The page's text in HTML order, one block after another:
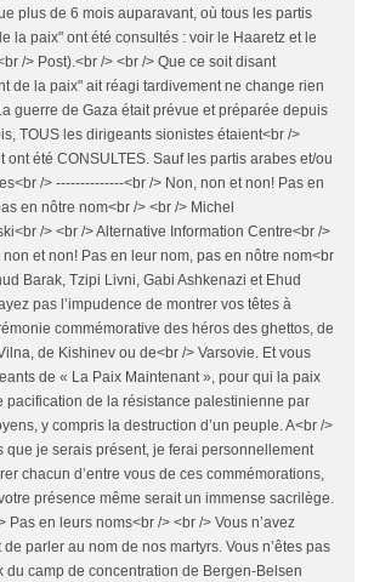
plus de 6 mois auparavant, où tous les partis
la paix" ont été consultés : voir le Haaretz et le
/> Post).<br /> <br /> Que ce soit disant
de la paix" ait réagi tardivement ne change rien
guerre de Gaza était prévue et préparée depuis
TOUS les dirigeants sionistes étaient<br />
ont été CONSULTES. Sauf les partis arabes et/ou
/> --------------<br /> Non, non et non! Pas en
en nôtre nom<br /> <br /> Michel
/> <br /> Alternative Information Centre<br />
non et non! Pas en leur nom, pas en nôtre nom<br
Barak, Tzipi Livni, Gabi Ashkenazi et Ehud
pas l’impudence de montrer vos têtes à
commémorative des héros des ghettos, de
de Kishinev ou de<br /> Varsovie. Et vous
de « La Paix Maintenant », pour qui la paix
pacification de la résistance palestinienne par
y compris la destruction d’un peuple. A<br />
que je serais présent, je ferai personnellement
chacun d’entre vous de ces commémorations,
présence même serait un immense sacrilège.
Pas en leurs noms<br /> <br /> Vous n’avez
parler au nom de nos martyrs. Vous n’êtes pas
du camp de concentration de Bergen-Belsen